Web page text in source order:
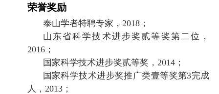
荣誉奖励
泰山学者特聘专家， 2018；
山东省科学技术进步奖贰等奖第二位，
2016；
国家科学技术进步奖贰等奖， 2014；
国家科学技术进步奖推广类壹等奖第3完成
人， 2013；